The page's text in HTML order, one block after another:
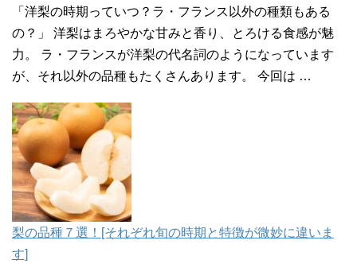
「洋梨の時期っていつ？ラ・フランス以外の種類もある
の？」 洋梨はまろやかな甘みと香り、とろける食感が魅
力。 ラ・フランスが洋梨の代名詞のようになっています
が、それ以外の品種もたくさんあります。 今回は …
梨の品種７選！[それぞれ旬の時期と特徴が微妙に違いま
す]